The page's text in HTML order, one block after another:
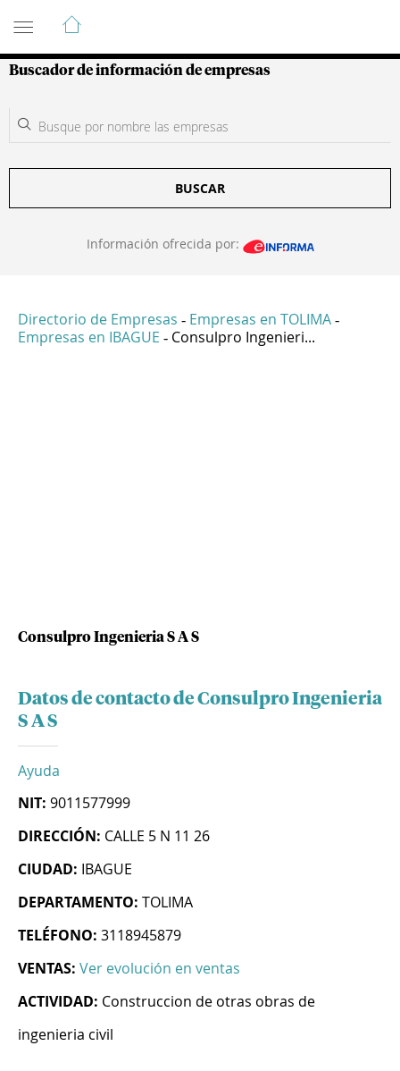
Guía de Empresas Colombianas
Buscador de información de empresas
BUSCAR
Información ofrecida por:
Directorio de Empresas - Empresas en TOLIMA -
Empresas en IBAGUE - Consulpro Ingenieri...
Consulpro Ingenieria S A S
Datos de contacto de Consulpro Ingenieria
S A S
Ayuda
NIT: 9011577999
DIRECCIÓN: CALLE 5 N 11 26
CIUDAD: IBAGUE
DEPARTAMENTO: TOLIMA
TELÉFONO: 3118945879
VENTAS: Ver evolución en ventas
ACTIVIDAD: Construccion de otras obras de
ingenieria civil